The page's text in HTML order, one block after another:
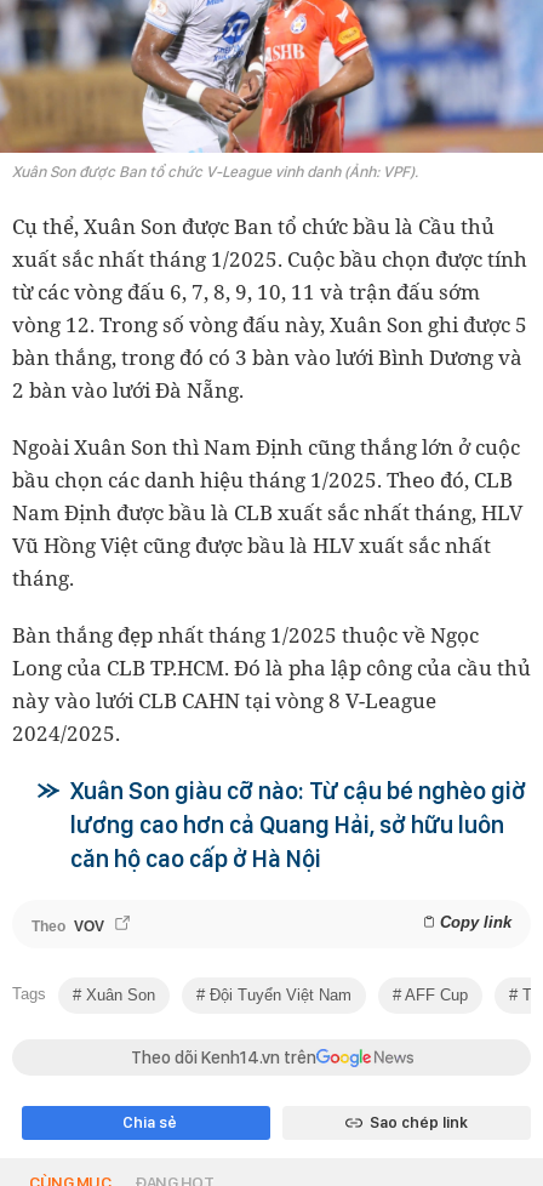
Xuân Son được Ban tổ chức V-League vinh danh (Ảnh: VPF).
Cụ thể, Xuân Son được Ban tổ chức bầu là Cầu thủ
xuất sắc nhất tháng 1/2025. Cuộc bầu chọn được tính
từ các vòng đấu 6, 7, 8, 9, 10, 11 và trận đấu sớm
vòng 12. Trong số vòng đấu này, Xuân Son ghi được 5
bàn thắng, trong đó có 3 bàn vào lưới Bình Dương và
2 bàn vào lưới Đà Nẵng.
Ngoài Xuân Son thì Nam Định cũng thắng lớn ở cuộc
bầu chọn các danh hiệu tháng 1/2025. Theo đó, CLB
Nam Định được bầu là CLB xuất sắc nhất tháng, HLV
Vũ Hồng Việt cũng được bầu là HLV xuất sắc nhất
tháng.
Bàn thắng đẹp nhất tháng 1/2025 thuộc về Ngọc
Long của CLB TP.HCM. Đó là pha lập công của cầu thủ
này vào lưới CLB CAHN tại vòng 8 V-League
2024/2025.
Xuân Son giàu cỡ nào: Từ cậu bé nghèo giờ
lương cao hơn cả Quang Hải, sở hữu luôn
căn hộ cao cấp ở Hà Nội
Theo VOV Copy link
Tags Xuân Son Đội Tuyển Việt Nam AFF Cup
Theo dõi Kenh14.vn trên
Chia sẻ Sao chép link